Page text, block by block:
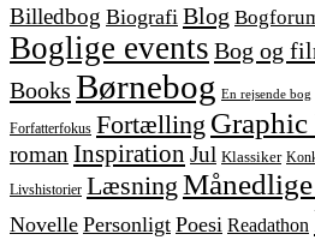
Billedbog Biografi Blog
Boglige events Bog og
Books Børnebog En rejsende bog
Forfatterfokus Fortælling
roman Inspiration Jul Klassiker
Livshistorier Læsning
Novelle Personligt Poesi Readathon